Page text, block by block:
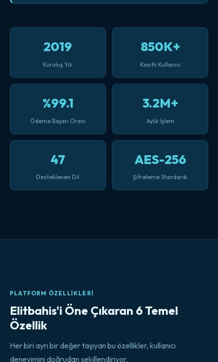
2019
Kuruluş Yılı
850K+
Kayıtlı Kullanıcı
%99.1
Ödeme Başarı Oranı
3.2M+
Aylık İşlem
47
Desteklenen Dil
AES-256
Şifreleme Standardı
PLATFORM ÖZELLIKLERI
Elitbahis'i Öne Çıkaran 6 Temel
Özellik
Her biri ayrı bir değer taşıyan bu özellikler, kullanıcı
deneyimini doğrudan şekillendiriyor.